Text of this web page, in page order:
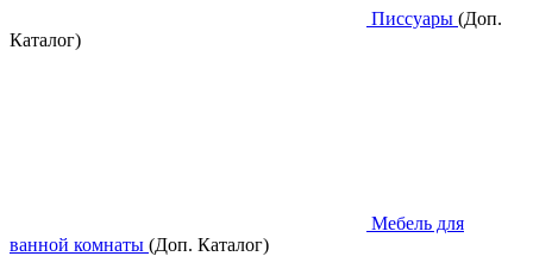
Писсуары (Доп.
Каталог)
Мебель для
ванной комнаты (Доп. Каталог)